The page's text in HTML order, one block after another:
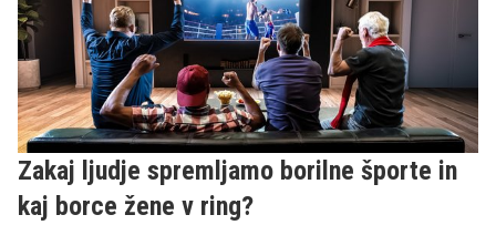
Zakaj ljudje spremljamo borilne športe in
kaj borce žene v ring?